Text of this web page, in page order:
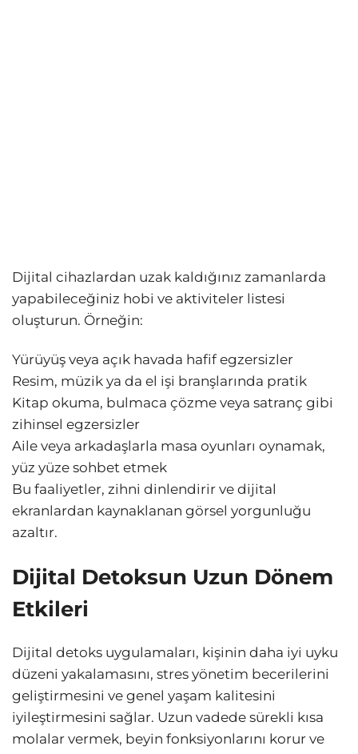
Dijital cihazlardan uzak kaldığınız zamanlarda
yapabileceğiniz hobi ve aktiviteler listesi
oluşturun. Örneğin:
Yürüyüş veya açık havada hafif egzersizler
Resim, müzik ya da el işi branşlarında pratik
Kitap okuma, bulmaca çözme veya satranç gibi
zihinsel egzersizler
Aile veya arkadaşlarla masa oyunları oynamak,
yüz yüze sohbet etmek
Bu faaliyetler, zihni dinlendirir ve dijital
ekranlardan kaynaklanan görsel yorgunluğu
azaltır.
Dijital Detoksun Uzun Dönem
Etkileri
Dijital detoks uygulamaları, kişinin daha iyi uyku
düzeni yakalamasını, stres yönetim becerilerini
geliştirmesini ve genel yaşam kalitesini
iyileştirmesini sağlar. Uzun vadede sürekli kısa
molalar vermek, beyin fonksiyonlarını korur ve